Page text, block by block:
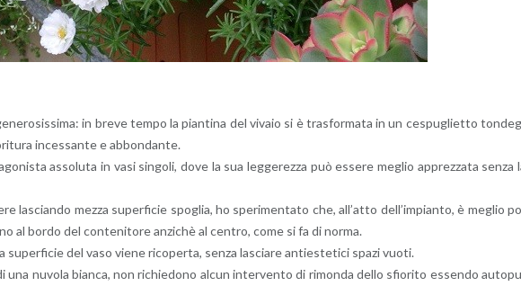
in breve tempo la pian­ti­na del vi­va­io si è tra­sfor­ma­ta in un ce­spu­gliet­to
in­ces­san­te e ab­bon­dan­te.
as­so­lu­ta in vasi sin­go­li, dove la sua leg­ge­rez­za può es­se­re me­glio ap­prez­za­ta senza
la­scian­do mezza su­per­fi­cie spo­glia, ho spe­ri­men­ta­to che, al­l’at­to del­l’im­pian­to, è me­glio
al bordo del con­te­ni­to­re an­zi­chè al cen­tro, come si fa di norma.
su­per­fi­cie del vaso viene ri­co­per­ta, senza la­scia­re an­ti­e­ste­ti­ci spazi vuoti.
una nu­vo­la bian­ca, non ri­chie­do­no alcun in­ter­ven­to di ri­mon­da dello sfio­ri­to es­sen­do